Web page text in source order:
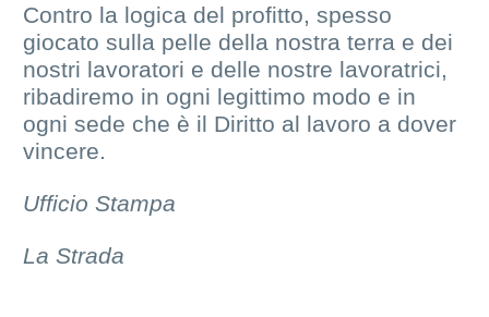
Contro la logica del profitto, spesso
giocato sulla pelle della nostra terra e dei
nostri lavoratori e delle nostre lavoratrici,
ribadiremo in ogni legittimo modo e in
ogni sede che è il Diritto al lavoro a dover
vincere.
Ufficio Stampa
La Strada